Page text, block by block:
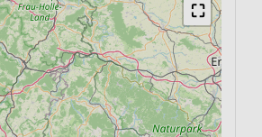
⛶